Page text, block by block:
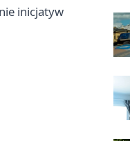
inicjatyw